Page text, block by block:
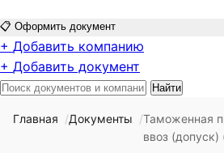
📋 Оформить документ
+ Добавить компанию
+ Добавить документ
Найти
Главная Документы
Таможенная
ввоз